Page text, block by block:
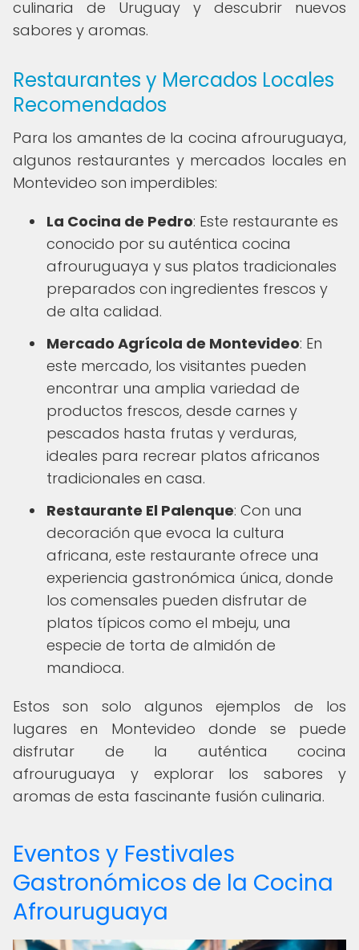
culinaria de Uruguay y descubrir nuevos
sabores y aromas.
Restaurantes y Mercados Locales
Recomendados
Para los amantes de la cocina afrouruguaya,
algunos restaurantes y mercados locales en
Montevideo son imperdibles:
La Cocina de Pedro: Este restaurante es
conocido por su auténtica cocina
afrouruguaya y sus platos tradicionales
preparados con ingredientes frescos y
de alta calidad.
Mercado Agrícola de Montevideo: En
este mercado, los visitantes pueden
encontrar una amplia variedad de
productos frescos, desde carnes y
pescados hasta frutas y verduras,
ideales para recrear platos africanos
tradicionales en casa.
Restaurante El Palenque: Con una
decoración que evoca la cultura
africana, este restaurante ofrece una
experiencia gastronómica única, donde
los comensales pueden disfrutar de
platos típicos como el mbeju, una
especie de torta de almidón de
mandioca.
Estos son solo algunos ejemplos de los
lugares en Montevideo donde se puede
disfrutar de la auténtica cocina
afrouruguaya y explorar los sabores y
aromas de esta fascinante fusión culinaria.
Eventos y Festivales
Gastronómicos de la Cocina
Afrouruguaya